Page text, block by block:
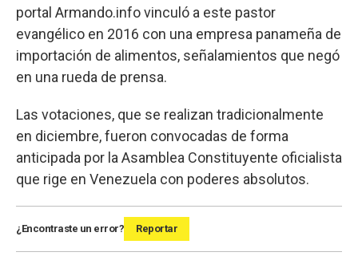
portal Armando.info vinculó a este pastor
evangélico en 2016 con una empresa panameña de
importación de alimentos, señalamientos que negó
en una rueda de prensa.
Las votaciones, que se realizan tradicionalmente
en diciembre, fueron convocadas de forma
anticipada por la Asamblea Constituyente oficialista
que rige en Venezuela con poderes absolutos.
¿Encontraste un error? Reportar